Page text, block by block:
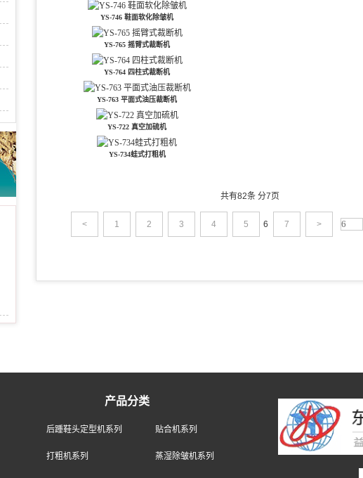
YS-746 鞋面软化除皱机
YS-765 摇臂式裁断机
YS-764 四柱式裁断机
YS-763 平面式油压裁断机
YS-722 真空加硫机
YS-734蛙式打粗机
共有82条 分7页
< 1 2 3 4 5 6 7 >
产品分类
后踵鞋头定型机系列 贴合机系列
打粗机系列 蒸湿除皱机系列